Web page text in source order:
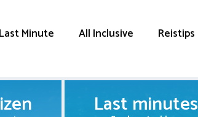
Last Minute All Inclusive Reistips
Last minutes